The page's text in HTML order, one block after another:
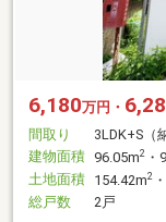
6,180万円・
間取り
3LDK+S（
建物面積 96.05m2 ・
土地面積 154.42m2
総戸数
2戸